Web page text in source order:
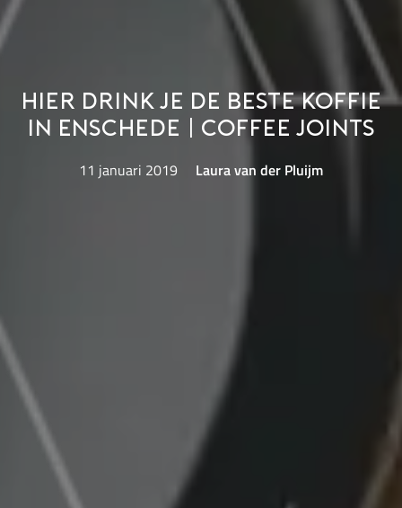
Hier drink je de beste koffie
in Enschede | Coffee Joints
11 januari 2019 Laura van der Pluijm